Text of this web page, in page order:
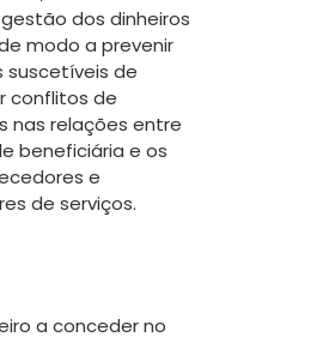
dos dinheiros
modo a prevenir
suscetíveis de
conflitos de
nas relações entre
beneficiária e os
e
de serviços.
a conceder no